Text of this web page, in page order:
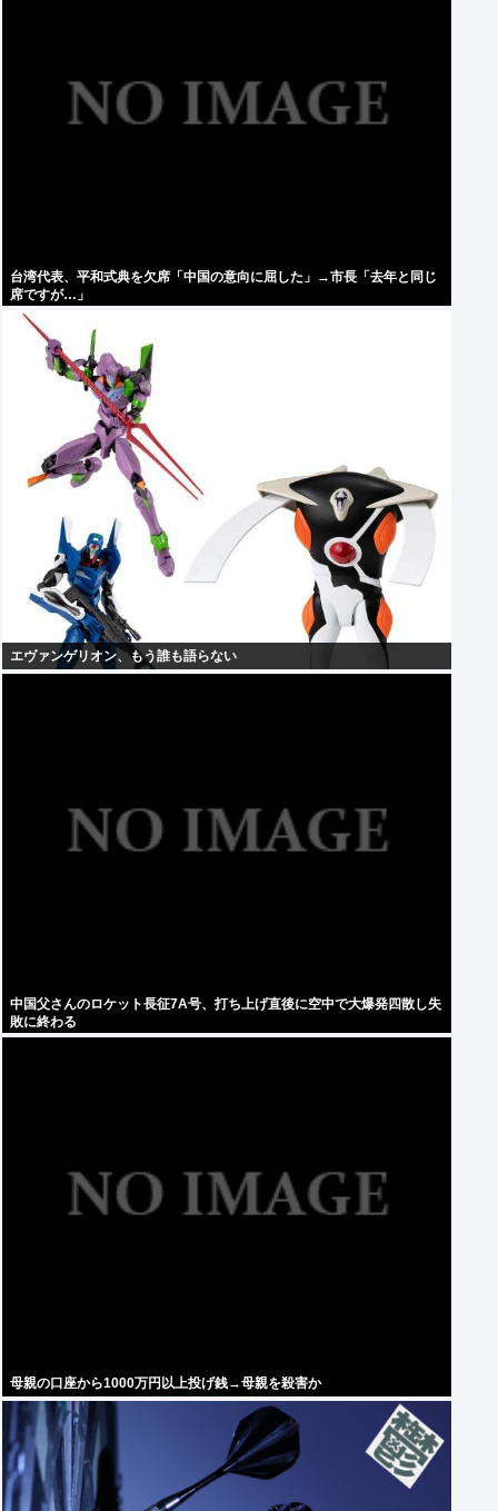
台湾代表、平和式典を欠席「中国の意向に屈した」→市長「去年と同じ
席ですが…」
エヴァンゲリオン、もう誰も語らない
中国父さんのロケット長征7A号、打ち上げ直後に空中で大爆発四散し失
敗に終わる
母親の口座から1000万円以上投げ銭→母親を殺害か